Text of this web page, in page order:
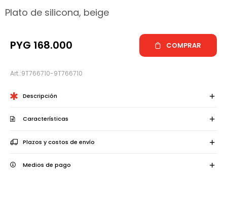
Plato de silicona, beige
9T766710-9T766710
PYG 168.000 COMPRAR
Descripción
Características
Plazos y costos de envío
Medios de pago